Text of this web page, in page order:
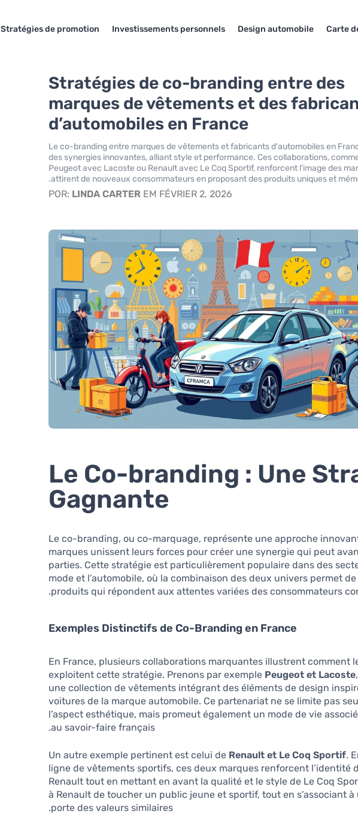
Carte
Design automobile
Investissements personnels
Stratégies de promotion
Stratégies de co-branding entre des
marques de vêtements et des
d’automobiles en France
Le co-branding entre marques de vêtements et fabricants d'automobiles en
des synergies innovantes, alliant style et performance. Ces collaborations,
Peugeot avec Lacoste ou Renault avec Le Coq Sportif, renforcent l'image des
attirent de nouveaux consommateurs en proposant des produits uniques et
POR: LINDA CARTER EM FÉVRIER 2, 2026
Le Co-branding : Une
Gagnante
Le co-branding, ou co-marquage, représente une approche
marques unissent leurs forces pour créer une synergie qui peut
parties. Cette stratégie est particulièrement populaire dans des
mode et l’automobile, où la combinaison des deux univers permet
produits qui répondent aux attentes variées des consommateurs
Exemples Distinctifs de Co-Branding en France
En France, plusieurs collaborations marquantes illustrent comment
exploitent cette stratégie. Prenons par exemple Peugeot et Lacoste
une collection de vêtements intégrant des éléments de design
voitures de la marque automobile. Ce partenariat ne se limite pas
l’aspect esthétique, mais promeut également un mode de vie
au savoir-faire français.
Un autre exemple pertinent est celui de Renault et Le Coq Sportif.
ligne de vêtements sportifs, ces deux marques renforcent l’identité
Renault tout en mettant en avant la qualité et le style de Le Coq
à Renault de toucher un public jeune et sportif, tout en s’associant
porte des valeurs similaires.